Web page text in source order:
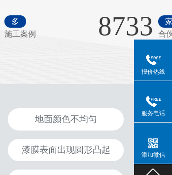
多
施工案例
8733
合
地面颜色不均匀
漆膜表面出现圆形凸起
报价热线
服务电话
添加微信